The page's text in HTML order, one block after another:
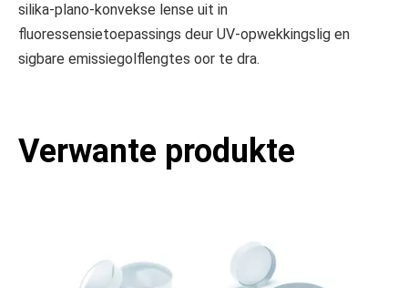
silika-plano-konvekse lense uit in
fluoressensietoepassings deur UV-opwekkingslig en
sigbare emissiegolflengtes oor te dra.
Verwante produkte